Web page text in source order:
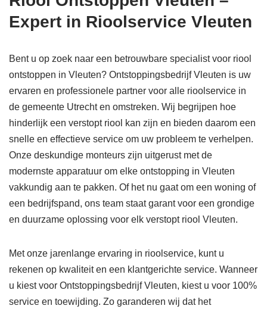
Expert in Rioolservice Vleuten
Bent u op zoek naar een betrouwbare specialist voor riool
ontstoppen in Vleuten? Ontstoppingsbedrijf Vleuten is uw
ervaren en professionele partner voor alle rioolservice in
de gemeente Utrecht en omstreken. Wij begrijpen hoe
hinderlijk een verstopt riool kan zijn en bieden daarom een
snelle en effectieve service om uw probleem te verhelpen.
Onze deskundige monteurs zijn uitgerust met de
modernste apparatuur om elke ontstopping in Vleuten
vakkundig aan te pakken. Of het nu gaat om een woning of
een bedrijfspand, ons team staat garant voor een grondige
en duurzame oplossing voor elk verstopt riool Vleuten.
Met onze jarenlange ervaring in rioolservice, kunt u
rekenen op kwaliteit en een klantgerichte service. Wanneer
u kiest voor Ontstoppingsbedrijf Vleuten, kiest u voor 100%
service en toewijding. Zo garanderen wij dat het